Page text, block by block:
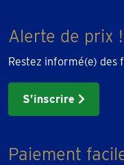
Alerte de prix !
Restez informé(e) des
S’inscrire
Paiement